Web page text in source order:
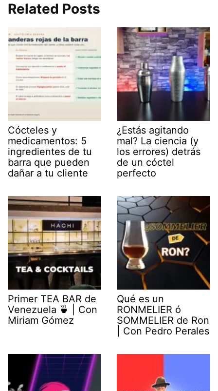
Related Posts
Cócteles y
medicamentos: 5
ingredientes de tu
barra que pueden
dañar a tu cliente
¿Estás agitando
mal? La ciencia (y
los errores) detrás
de un cóctel
perfecto
Primer TEA BAR de
Venezuela 🍵 | Con
Miriam Gómez
Qué es un
RONMELIER ó
SOMMELIER de Ron
| Con Pedro Perales